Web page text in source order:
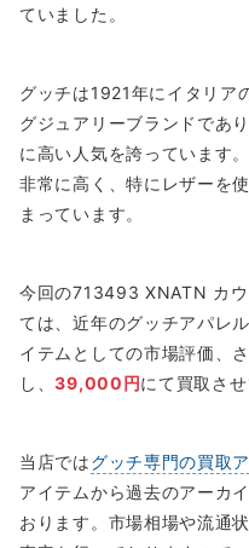
ていました。
グッチは1921年にイタリア
グジュアリーブランドであ
に高い人気を誇っています
非常に高く、特にレザーを
まっています。
今回の713493 XNATN カ
ては、近年のグッチアパレ
イテムとしての市場評価、
し、39,000円にて買取さ
当店ではグッチ専門の買取
アイテムから過去のアーカ
おります。市場相場や流通